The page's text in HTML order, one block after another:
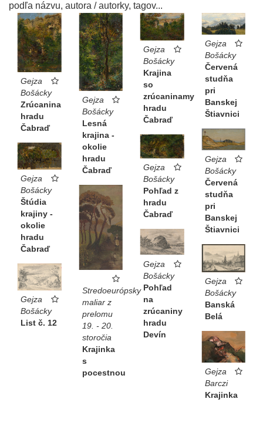
podľa názvu, autora / autorky, tagov...
Gejza
Bošácky
Zrúcanina
hradu
Čabraď
Gejza
Bošácky
Lesná
krajina -
okolie
hradu
Čabraď
Gejza
Bošácky
Krajina
so
zrúcaninamy
hradu
Čabraď
Gejza
Bošácky
Červená
studňa
pri
Banskej
Štiavnici
Gejza
Bošácky
Červená
studňa
pri
Banskej
Štiavnici
Gejza
Bošácky
Pohľad z
hradu
Čabraď
Gejza
Bošácky
Štúdia
krajiny -
okolie
hradu
Čabraď
Stredoeurópsky
maliar z
prelomu
19. - 20.
storočia
Krajinka
s
pocestnou
Gejza
Bošácky
Pohľad
na
zrúcaniny
hradu
Devín
Gejza
Bošácky
Banská
Belá
Gejza
Bošácky
List č. 12
Gejza
Barczi
Krajinka